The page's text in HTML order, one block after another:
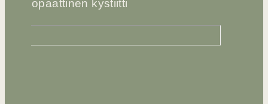
idiopaattinen kystiitti